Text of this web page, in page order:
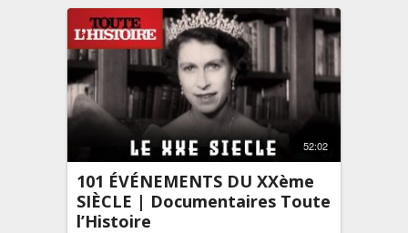
52:02
101 ÉVÉNEMENTS DU XXème
SIÈCLE | Documentaires Toute
l’Histoire